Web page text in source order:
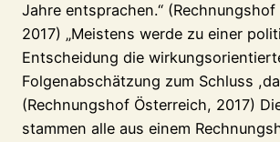
Jahre entsprachen.“
2017) „Meistens werde zu einer
Entscheidung die
Folgenabschätzung zum Schluss
(Rechnungshof Österreich, 2017)
stammen alle aus einem